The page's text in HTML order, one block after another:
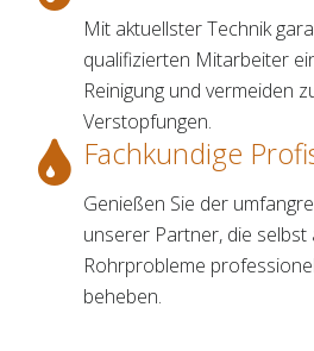
Mit aktuellster Technik
qualifizierten Mitarbeiter
Reinigung und vermeiden
Verstopfungen.
Fachkundige
Genießen Sie der
unserer Partner, die selbst
Rohrprobleme
beheben.